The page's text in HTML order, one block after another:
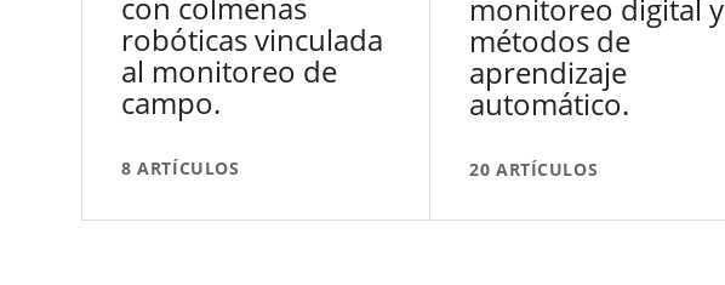
con colmenas
robóticas vinculada
al monitoreo de
campo.
8 ARTÍCULOS
monitoreo digital y
métodos de
aprendizaje
automático.
20 ARTÍCULOS